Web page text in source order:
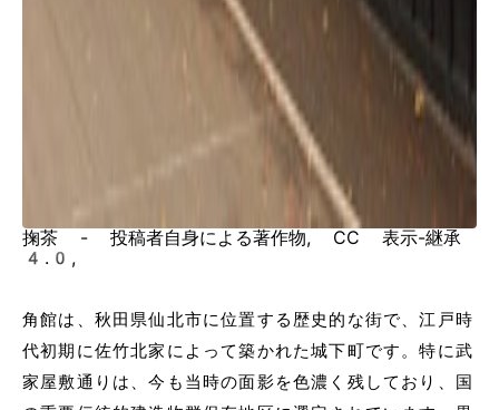
掬茶 - 投稿者自身による著作物, CC 表示-継承
4.0,
角館は、秋田県仙北市に位置する歴史的な街で、江戸時
代初期に佐竹北家によって築かれた城下町です。特に武
家屋敷通りは、今も当時の面影を色濃く残しており、国